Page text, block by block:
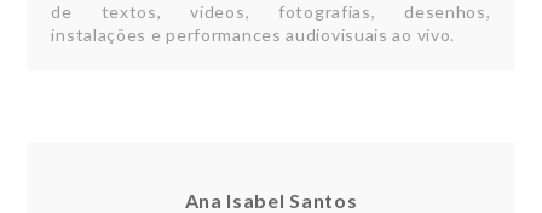
de textos, vídeos, fotografias, desenhos,
instalações e performances audiovisuais ao vivo.
Ana Isabel Santos